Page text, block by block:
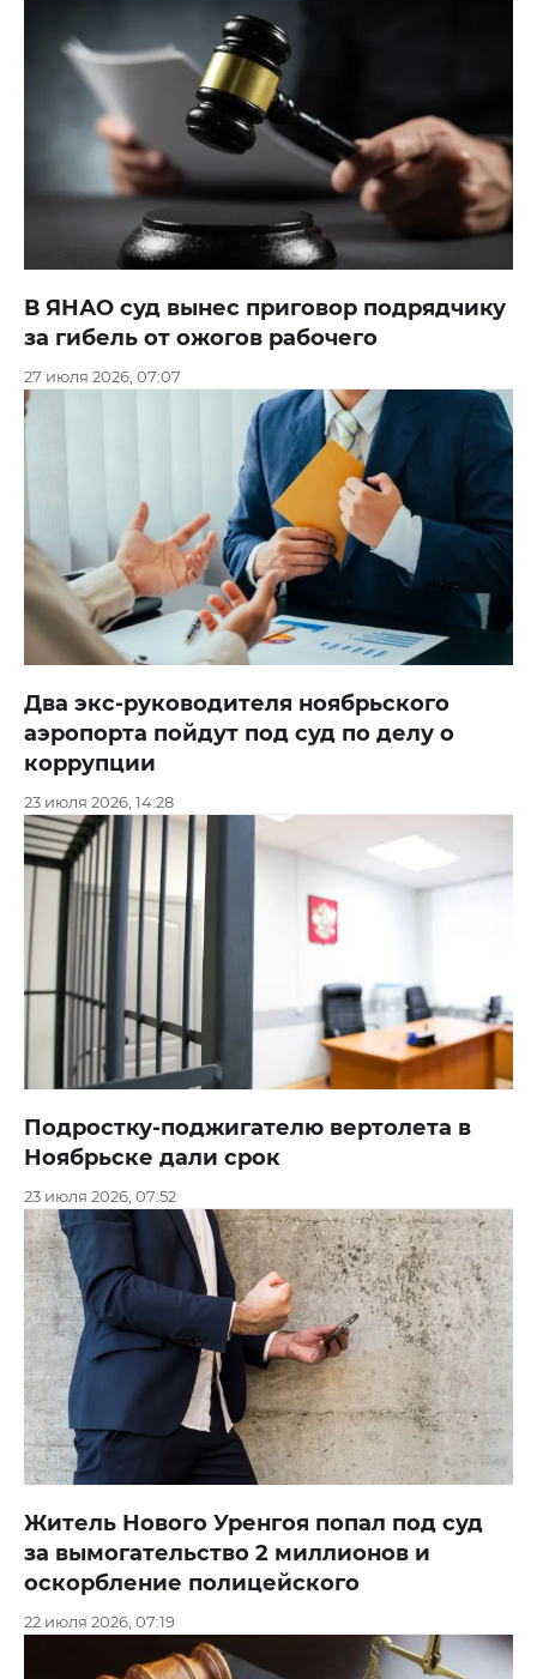
В ЯНАО суд вынес приговор подрядчику
за гибель от ожогов рабочего
27 июля 2026, 07:07
Два экс-руководителя ноябрьского
аэропорта пойдут под суд по делу о
коррупции
23 июля 2026, 14:28
Подростку-поджигателю вертолета в
Ноябрьске дали срок
23 июля 2026, 07:52
Житель Нового Уренгоя попал под суд
за вымогательство 2 миллионов и
оскорбление полицейского
22 июля 2026, 07:19